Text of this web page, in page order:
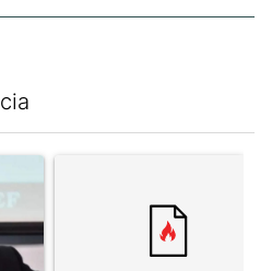
el título ""Si no está de acuerdo